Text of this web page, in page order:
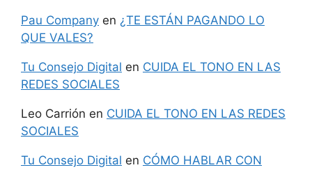
Pau Company en ¿TE ESTÁN PAGANDO LO
QUE VALES?
Tu Consejo Digital en CUIDA EL TONO EN LAS
REDES SOCIALES
Leo Carrión en CUIDA EL TONO EN LAS REDES
SOCIALES
Tu Consejo Digital en CÓMO HABLAR CON